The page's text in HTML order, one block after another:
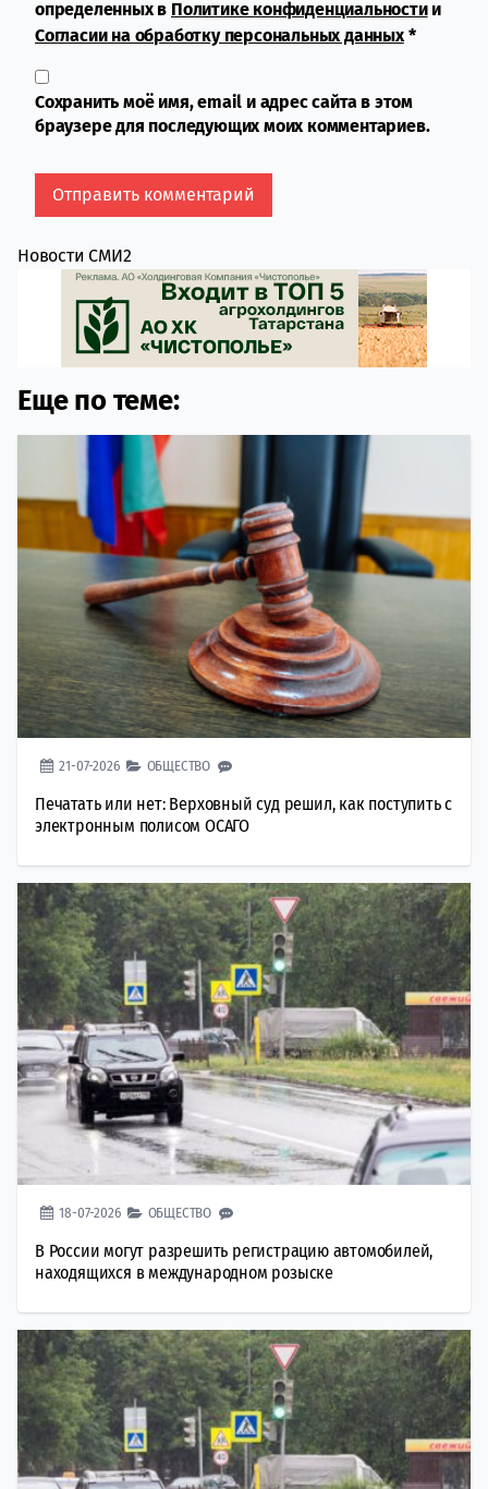
определенных в Политике конфиденциальностии
Согласии на обработку персональных данных*
Сохранить моё имя, email и адрес сайта в этом
браузере для последующих моих комментариев.
Новости СМИ2
Еще по теме:
21-07-2026 ОБЩЕСТВО
Печатать или нет: Верховный суд решил, как поступить с
электронным полисом ОСАГО
18-07-2026 ОБЩЕСТВО
В России могут разрешить регистрацию автомобилей,
находящихся в международном розыске